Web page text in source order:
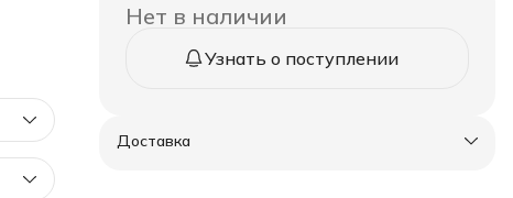
Нет в наличии
Узнать о поступлении
Доставка